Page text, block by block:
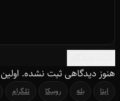
هنوز دیدگاهی ثبت نشده.
ایتا بله روبیکا تلگرام